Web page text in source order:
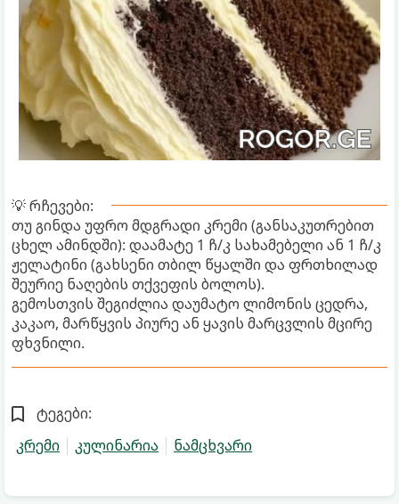
💡 რჩევები:
თუ გინდა უფრო მდგრადი კრემი (განსაკუთრებით
ცხელ ამინდში): დაამატე 1 ჩ/კ სახამებელი ან 1 ჩ/კ
ჟელატინი (გახსენი თბილ წყალში და ფრთხილად
შეურიე ნაღების თქვეფის ბოლოს).
გემოსთვის შეგიძლია დაუმატო ლიმონის ცედრა,
კაკაო, მარწყვის პიურე ან ყავის მარცვლის მცირე
ფხვნილი.
ტეგები:
კრემი
კულინარია ნამცხვარი